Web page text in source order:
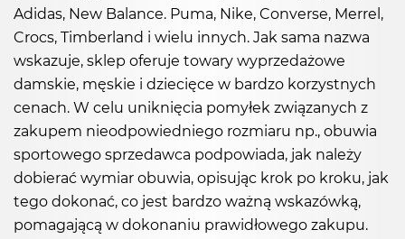
Adidas, New Balance. Puma, Nike, Converse, Merrel,
Crocs, Timberland i wielu innych. Jak sama nazwa
wskazuje, sklep oferuje towary wyprzedażowe
damskie, męskie i dziecięce w bardzo korzystnych
cenach. W celu uniknięcia pomyłek związanych z
zakupem nieodpowiedniego rozmiaru np., obuwia
sportowego sprzedawca podpowiada, jak należy
dobierać wymiar obuwia, opisując krok po kroku, jak
tego dokonać, co jest bardzo ważną wskazówką,
pomagającą w dokonaniu prawidłowego zakupu.